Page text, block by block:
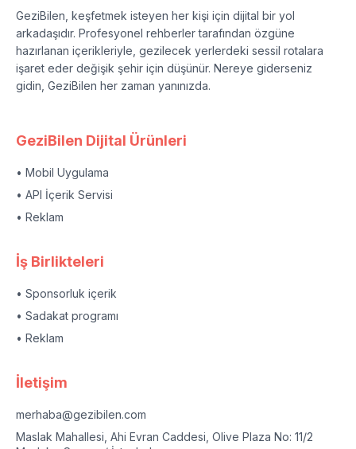
GeziBilen, keşfetmek isteyen her kişi için dijital bir yol
arkadaşıdır. Profesyonel rehberler tarafından özgüne
hazırlanan içerikleriyle, gezilecek yerlerdeki sessil rotalara
işaret eder değişik şehir için düşünür. Nereye giderseniz
gidin, GeziBilen her zaman yanınızda.
GeziBilen Dijital Ürünleri
• Mobil Uygulama
• API İçerik Servisi
• Reklam
İş Birlikteleri
• Sponsorluk içerik
• Sadakat programı
• Reklam
İletişim
merhaba@gezibilen.com
Maslak Mahallesi, Ahi Evran Caddesi, Olive Plaza No: 11/2